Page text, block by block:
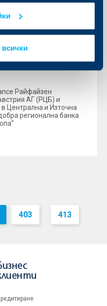
всички
наградата
банка в
Европа”
Райфайзен
АГ (РЦБ) и
Централна и Източна
регионална банка
403 ... 413